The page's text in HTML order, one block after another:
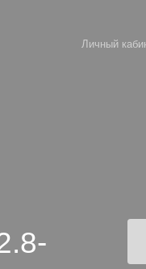
Личный